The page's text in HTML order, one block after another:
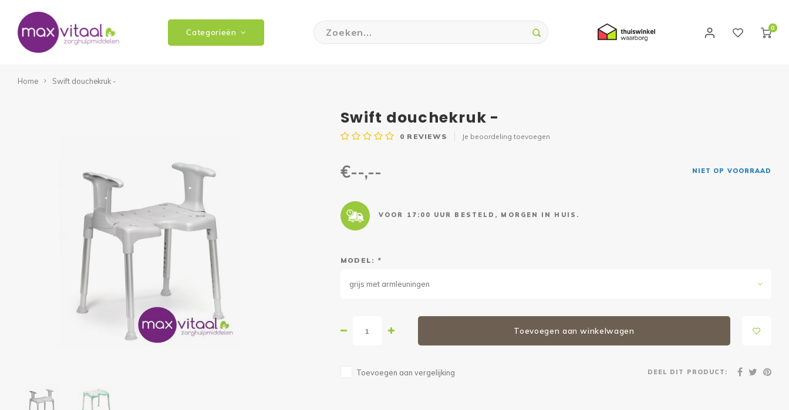
Categorieën 0
Home Swift douchekruk -
Swift douchekruk -
0 REVIEWS Je beoordeling toevoegen
€--,-- NIET OP VOORRAAD
VOOR 17:00 UUR BESTELD, MORGEN IN HUIS.
MODEL: *
grijs met armleuningen
Toevoegen aan winkelwagen
Toevoegen aan vergelijking DEEL DIT PRODUCT: